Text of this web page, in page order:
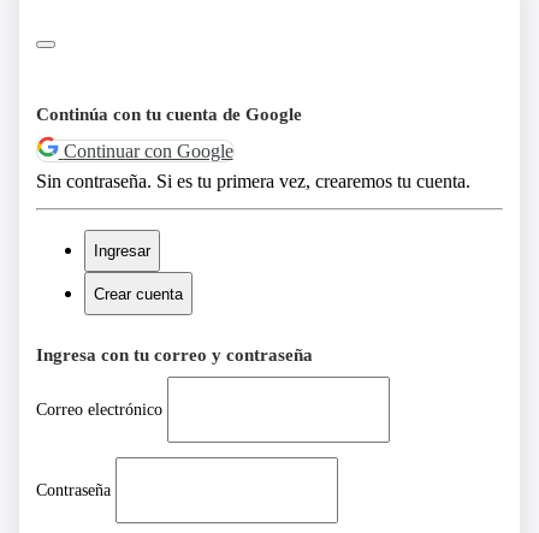
Continúa con tu cuenta de Google
Continuar con Google
Sin contraseña. Si es tu primera vez, crearemos tu cuenta.
Ingresar
Crear cuenta
Ingresa con tu correo y contraseña
Correo electrónico
Contraseña